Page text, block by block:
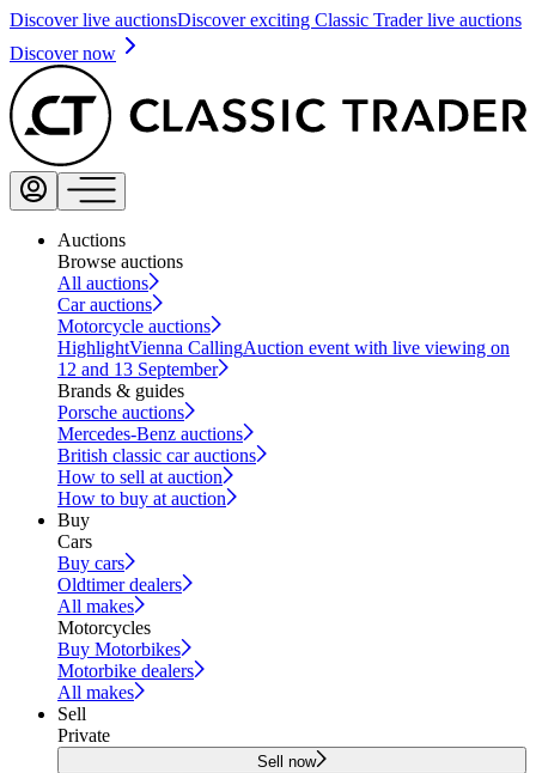
Discover live auctionsDiscover exciting Classic Trader live auctions
Discover now
Auctions
Browse auctions
All auctions
Car auctions
Motorcycle auctions
HighlightVienna CallingAuction event with live viewing on
12 and 13 September
Brands & guides
Porsche auctions
Mercedes-Benz auctions
British classic car auctions
How to sell at auction
How to buy at auction
Buy
Cars
Buy cars
Oldtimer dealers
All makes
Motorcycles
Buy Motorbikes
Motorbike dealers
All makes
Sell
Private
Sell now